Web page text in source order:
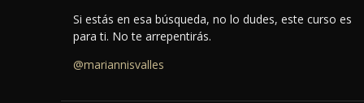
Si estás en esa búsqueda, no lo dudes, este curso es
para ti. No te arrepentirás.
@mariannisvalles